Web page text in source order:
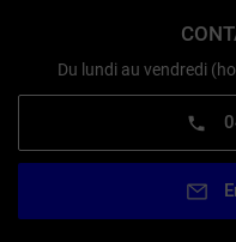
Du lundi au vendredi